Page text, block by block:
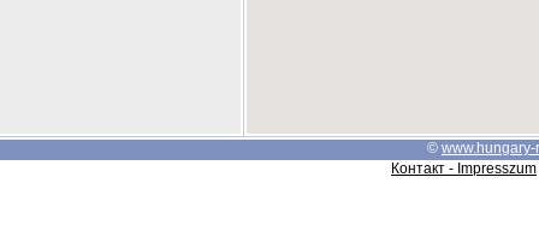
© www.hungary-
Контакт - Impresszum